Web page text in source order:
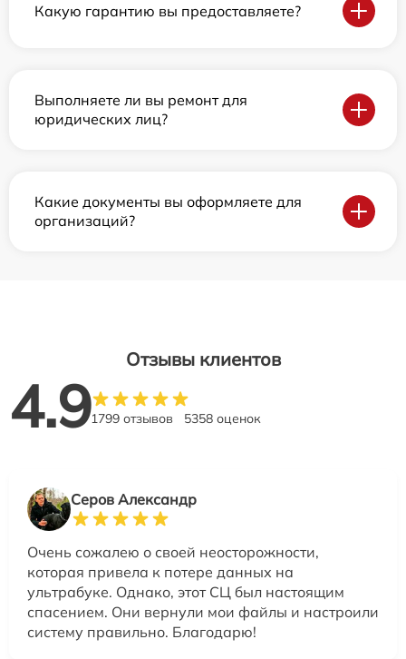
Какую гарантию вы предоставляете?
Выполняете ли вы ремонт для
юридических лиц?
Какие документы вы оформляете для
организаций?
Отзывы клиентов
4.91799 отзывов 5358 оценок
Серов Александр
Очень сожалею о своей неосторожности,
которая привела к потере данных на
ультрабуке. Однако, этот СЦ был настоящим
спасением. Они вернули мои файлы и настроили
систему правильно. Благодарю!